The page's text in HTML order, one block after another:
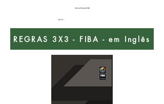
REGRAS 3X3 - FIBA - em Inglês